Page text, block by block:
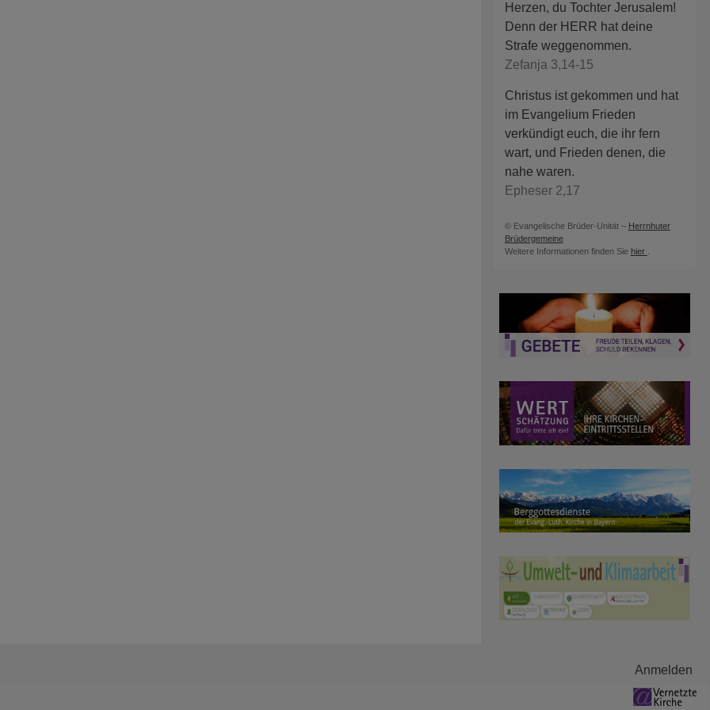
Herzen, du Tochter Jerusalem!
Denn der HERR hat deine
Strafe weggenommen.
Zefanja 3,14-15
Christus ist gekommen und hat
im Evangelium Frieden
verkündigt euch, die ihr fern
wart, und Frieden denen, die
nahe waren.
Epheser 2,17
© Evangelische Brüder-Unität – Herrnhuter
Brüdergemeine
Weitere Informationen finden Sie hier .
Anmelden